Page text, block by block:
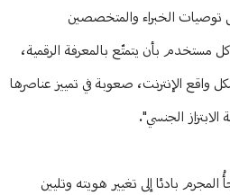
توصيات الخبراء والمتخصصين
مستخدم بأن يتمتّع بالمعرفة الرقمية،
واقع الإنترنت، صعوبة في تمييز عناصرها
الجنسي".
بادئا إلى تغيير هويته وتليين